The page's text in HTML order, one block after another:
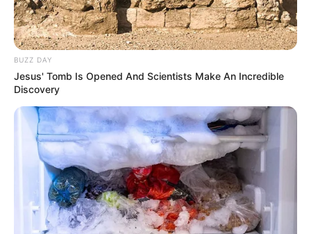
BUZZ DAY
Jesus' Tomb Is Opened And Scientists Make An Incredible
Discovery